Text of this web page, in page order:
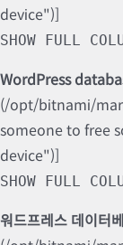
device")]
SHOW FULL
WordPress
(/opt/bitnami/
someone to free
device")]
SHOW FULL
워드프레스 데이터